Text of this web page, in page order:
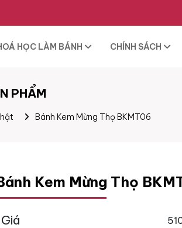
HỌC LÀM BÁNH CHÍNH SÁCH
PHẨM
Bánh Kem Mừng Thọ BKMT06
Kem Mừng Thọ
Giá